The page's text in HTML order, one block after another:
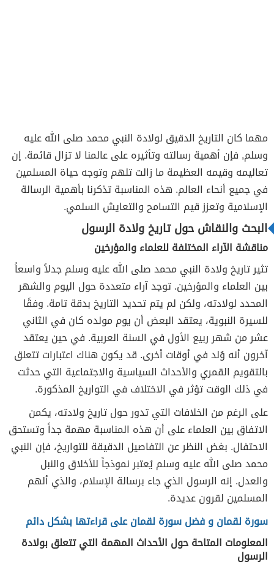
مهما كان التاريخ الدقيق لولادة النبي محمد صلى الله عليه
وسلم, فإن أهمية رسالته وتأثيره على عالمنا لا تزال قائمة. إن
تعاليمه وقيمه العظيمة ما زالت تلهم وتوجه حياة المسلمين
في جميع أنحاء العالم. هذه المناسبة تذكرنا بأهمية الرسالة
الإسلامية وتعزز قيم التسامح والتعايش السلمي.
البحث والنقاش حول تاريخ ولادة الرسول
مناقشة الآراء المختلفة للعلماء والمؤرخين
تثير تاريخ ولادة النبي محمد صلى الله عليه وسلم جدلاً واسعاً
بين العلماء والمؤرخين. توجد آراء متعددة حول اليوم والشهر
المحدد لولادته، ولكن لم يتم تحديد التاريخ بدقة تامة. وفقًا
للسيرة النبوية، يعتقد البعض أن يوم مولده كان في الثاني
عشر من شهر ربيع الأول في السنة العربية. في حين يعتقد
آخرون أنه وُلد في أوقات أخرى. قد يكون هناك اعتبارات تتعلق
بالتقويم القمري والأحداث السياسية والاجتماعية التي حدثت
في ذلك الوقت تؤثر في الاختلاف في التواريخ المذكورة.
على الرغم من الخلافات التي تدور حول تاريخ ولادته، يكمن
الاتفاق بين العلماء على أن هذه المناسبة مهمة جداً وتستحق
الاحتفال. بغض النظر عن التفاصيل الدقيقة للتواريخ، فإن النبي
محمد صلى الله عليه وسلم يُعتبر نموذجاً للأخلاق والنبل
والعدل. إنه الرسول الذي جاء برسالة الإسلام، والذي ألهم
المسلمين لقرون عديدة.
سورة لقمان و فضل سورة لقمان على قراءتها بشكل دائم
المعلومات المتاحة حول الأحداث المهمة التي تتعلق بولادة
الرسول